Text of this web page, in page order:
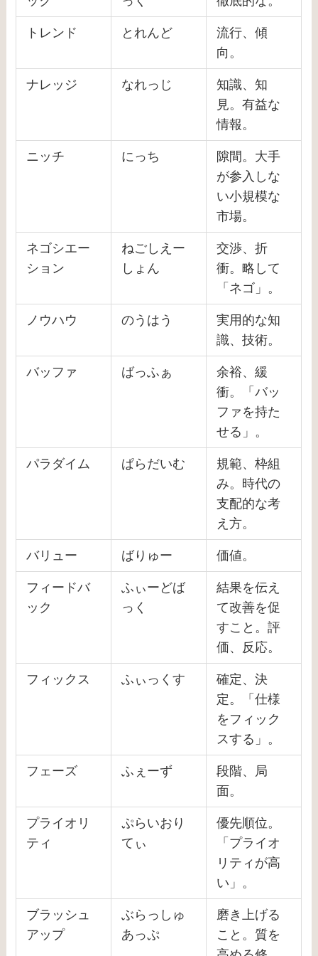
トレンド とれんど
流行、傾
向。
ナレッジ なれっじ
知識、知
見。有益な
情報。
ニッチ にっち
隙間。大手
が参入しな
い小規模な
市場。
ネゴシエー
ション
ねごしえー
しょん
交渉、折
衝。略して
「ネゴ」。
ノウハウ のうはう
実用的な知
識、技術。
バッファ ばっふぁ
余裕、緩
衝。「バッ
ファを持た
せる」。
パラダイム ぱらだいむ
規範、枠組
み。時代の
支配的な考
え方。
バリュー ばりゅー 価値。
フィードバ
ック
ふぃーどば
っく
結果を伝え
て改善を促
すこと。評
価、反応。
フィックス ふぃっくす
確定、決
定。「仕様
をフィック
スする」。
フェーズ ふぇーず
段階、局
面。
プライオリ
ティ
ぷらいおり
てぃ
優先順位。
「プライオ
リティが高
い」。
ブラッシュ
アップ
ぶらっしゅ
あっぷ
磨き上げる
こと。質を